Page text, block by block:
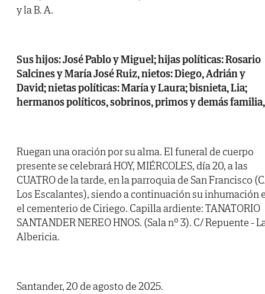
y la B. A.
Sus hijos: José Pablo y Miguel; hijas políticas: Rosario
Salcines y María José Ruiz, nietos: Diego, Adrián y
David; nietas políticas: María y Laura; bisnieta, Lia;
hermanos políticos, sobrinos, primos y demás familia,
Ruegan una oración por su alma. El funeral de cuerpo
presente se celebrará HOY, MIÉRCOLES, día 20, a las
CUATRO de la tarde, en la parroquia de San Francisco
Los Escalantes), siendo a continuación su inhumación
el cementerio de Ciriego. Capilla ardiente: TANATORIO
SANTANDER NEREO HNOS. (Sala nº 3). C/ Repuente -
Albericia.
Santander, 20 de agosto de 2025.